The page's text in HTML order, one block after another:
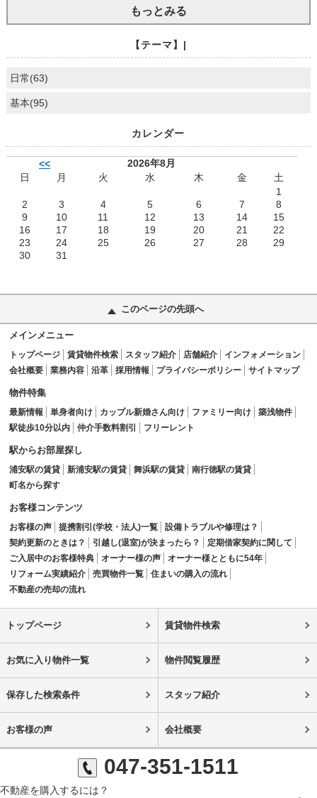
もっとみる
【テーマ】|
日常(63)
基本(95)
カレンダー
<<
2026年8月
日
月 火 水 木 金
土
1
2
3 4 5 6 7
8
9
10 11 12 13 14
15
16
17 18 19 20 21
22
23
24 25 26 27 28
29
30
31
このページの先頭へ
メインメニュー
トップページ 賃貸物件検索 スタッフ紹介 店舗紹介
インフォメーション
会社概要
業務内容 沿革 採用情報 プライバシーポリシー サイトマップ
物件特集
最新情報 単身者向け カップル新婚さん向け ファミリー向け
築浅物件
駅徒歩10分以内
仲介手数料割引 フリーレント
駅からお部屋探し
浦安駅の賃貸 新浦安駅の賃貸 舞浜駅の賃貸
南行徳駅の賃貸
町名から探す
お客様コンテンツ
お客様の声 提携割引(学校・法人)一覧
設備トラブルや修理は？
契約更新のときは？
引越し(退室)が決まったら？
定期借家契約に関して
ご入居中のお客様特典
オーナー様の声
オーナー様とともに54年
リフォーム実績紹介
売買物件一覧
住まいの購入の流れ
不動産の売却の流れ
トップページ 賃貸物件検索
お気に入り物件一覧 物件閲覧履歴
保存した検索条件 スタッフ紹介
お客様の声 会社概要
047-351-1511
不動産を購入するには？